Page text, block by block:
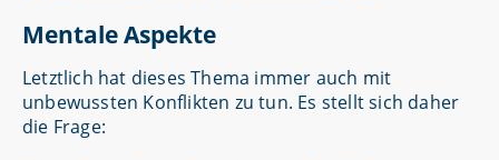
Mentale Aspekte
Letztlich hat dieses Thema immer auch mit
unbewussten Konflikten zu tun. Es stellt sich daher
die Frage: